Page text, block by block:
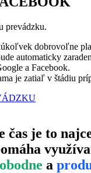
prevádzku.
dobrovoľne
automaticky
a Facebook.
je zatiaľ v štádiu
čas je to
a